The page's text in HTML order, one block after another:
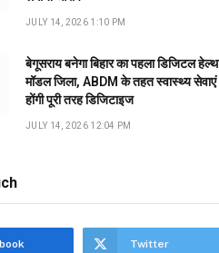
JULY 14, 2026 1:10 PM
बेगूसराय बनेगा बिहार का पहला डिजिटल हेल्थ
मॉडल जिला, ABDM के तहत स्वास्थ्य सेवाएं
होंगी पूरी तरह डिजिटाइज
JULY 14, 2026 12:04 PM
Twitter